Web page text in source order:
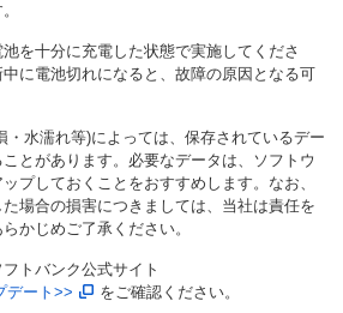
を十分に充電した状態で実施してくださ
に電池切れになると、故障の原因となる可
・水濡れ等)によっては、保存されているデー
とがあります。必要なデータは、ソフトウ
プしておくことをおすすめします。なお、
場合の損害につきましては、当社は責任を
かじめご了承ください。
トバンク公式サイト
デート>>
をご確認ください。